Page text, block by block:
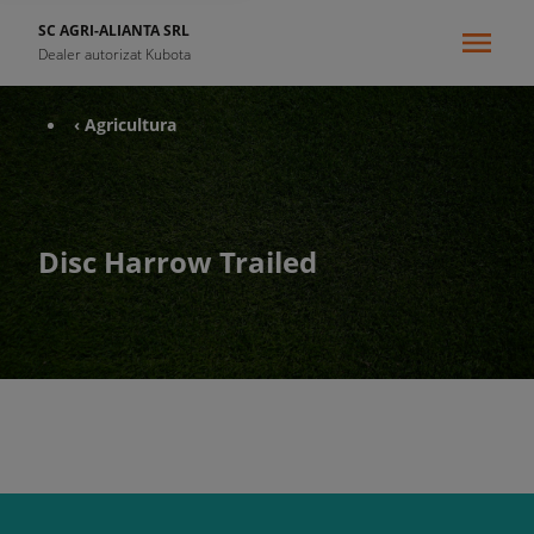
SC AGRI-ALIANTA SRL
Dealer autorizat Kubota
‹ Agricultura
Disc Harrow Trailed